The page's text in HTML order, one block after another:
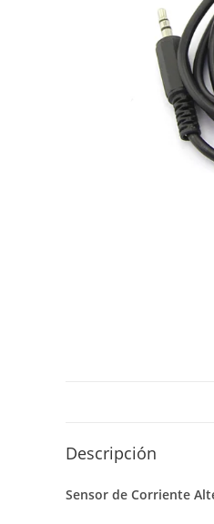
Descripción
Sensor de Corriente